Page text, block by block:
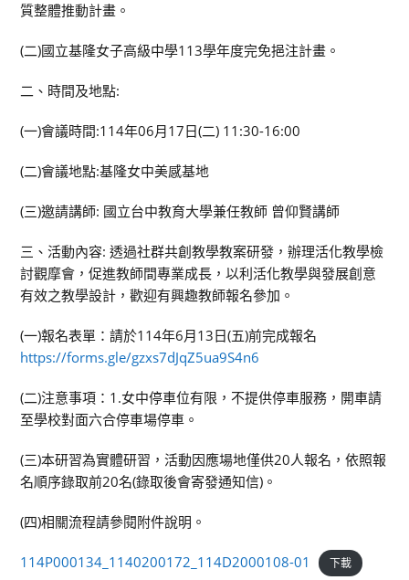
質整體推動計畫。
(二)國立基隆女子高級中學113學年度完免挹注計畫。
二、時間及地點:
(一)會議時間:114年06月17日(二) 11:30-16:00
(二)會議地點:基隆女中美感基地
(三)邀請講師: 國立台中教育大學兼任教師 曾仰賢講師
三、活動內容: 透過社群共創教學教案研發，辦理活化教學檢
討觀摩會，促進教師間專業成長，以利活化教學與發展創意
有效之教學設計，歡迎有興趣教師報名參加。
(一)報名表單：請於114年6月13日(五)前完成報名
https://forms.gle/gzxs7dJqZ5ua9S4n6
(二)注意事項：1.女中停車位有限，不提供停車服務，開車請
至學校對面六合停車場停車。
(三)本研習為實體研習，活動因應場地僅供20人報名，依照報
名順序錄取前20名(錄取後會寄發通知信)。
(四)相關流程請參閱附件說明。
114P000134_1140200172_114D2000108-01 下載